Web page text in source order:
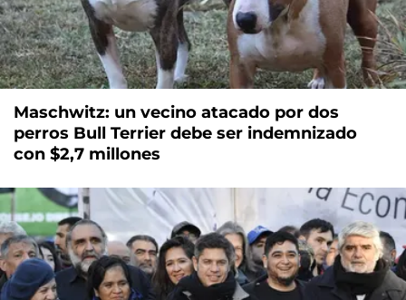
Maschwitz: un vecino atacado por dos
perros Bull Terrier debe ser indemnizado
con $2,7 millones